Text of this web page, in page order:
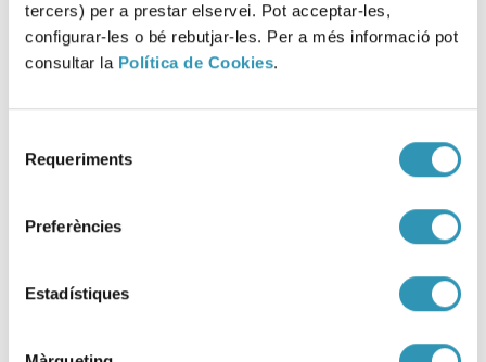
tercers) per a prestar elservei. Pot acceptar-les,
configurar-les o bé rebutjar-les. Per a més informació pot
consultar la Política de Cookies.
Requeriments
Preferències
Estadístiques
07-04-2026
ASPB, LA SALUD EN CIFRAS, ENTORNOS